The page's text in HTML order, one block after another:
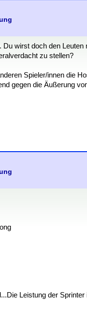
wirst doch den
zu stellen?
Spieler/innen die
gegen die Äußerung
Leistung der